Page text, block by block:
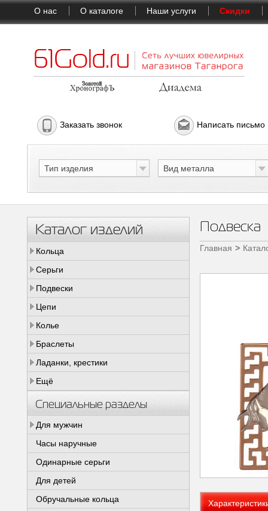
О нас О каталоге Наши услуги Скидки
Заказать звонок Написать письмо
Тип изделия Вид металла
Каталог изделий
Кольца
Серьги
Подвески
Цепи
Колье
Браслеты
Ладанки, крестики
Ещё
Специальные разделы
Для мужчин
Часы наручные
Одинарные серьги
Для детей
Обручальные кольца
Подвеска
Главная